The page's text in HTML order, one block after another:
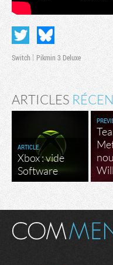
Switch Pikmin 3 Deluxe
ARTICLES
ARTICLE
Xbox : vide
Software